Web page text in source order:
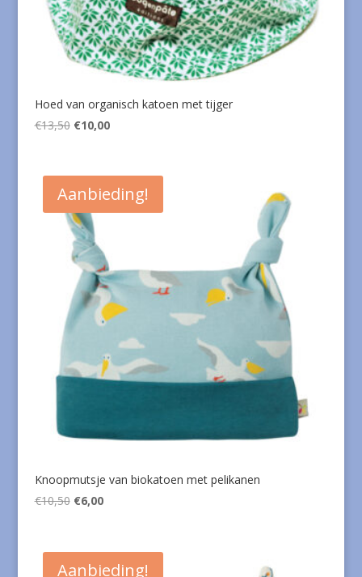
Hoed van organisch katoen met tijger
€13,50 Oorspronkelijke
€13,50.
€10,00Huidige
€10,00.
Aanbieding!
Knoopmutsje van biokatoen met pelikanen
€10,50 Oorspronkelijke
€10,50.
€6,00Huidige
€6,00.
Aanbieding!